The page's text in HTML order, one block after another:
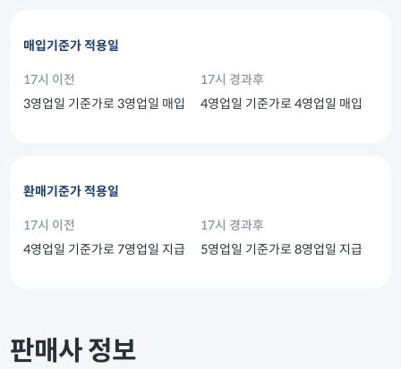
매입기준가 적용일
17시 이전
3영업일 기준가로 3영업일 매입
17시 경과후
4영업일 기준가로 4영업일 매입
환매기준가 적용일
17시 이전
4영업일 기준가로 7영업일 지급
17시 경과후
5영업일 기준가로 8영업일 지급
판매사 정보